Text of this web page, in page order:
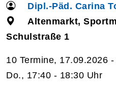
Dipl.-Päd. Carina
Altenmarkt,
Schulstraße 1
10 Termine, 17.09.2026
Do., 17:40 - 18:30 Uhr